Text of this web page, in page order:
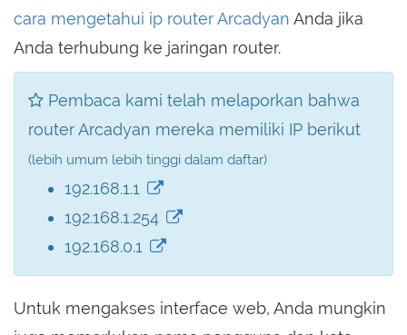
cara mengetahui ip router Arcadyan Anda jika
Anda terhubung ke jaringan router.
Pembaca kami telah melaporkan bahwa
router Arcadyan mereka memiliki IP berikut
(lebih umum lebih tinggi dalam daftar)
192.168.1.1
192.168.1.254
192.168.0.1
Untuk mengakses interface web, Anda mungkin